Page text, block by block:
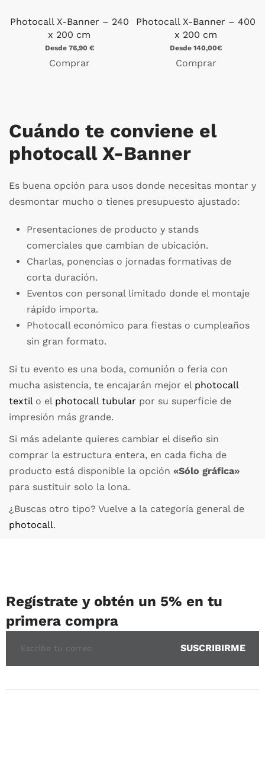
Photocall X-Banner – 240
x 200 cm
Desde 76,90 €
Comprar
Photocall X-Banner – 400
x 200 cm
Desde 140,00€
Comprar
Cuándo te conviene el
photocall X-Banner
Es buena opción para usos donde necesitas montar y
desmontar mucho o tienes presupuesto ajustado:
Presentaciones de producto y stands
comerciales que cambian de ubicación.
Charlas, ponencias o jornadas formativas de
corta duración.
Eventos con personal limitado donde el montaje
rápido importa.
Photocall económico para fiestas o cumpleaños
sin gran formato.
Si tu evento es una boda, comunión o feria con
mucha asistencia, te encajarán mejor el photocall
textilo el photocall tubular por su superficie de
impresión más grande.
Si más adelante quieres cambiar el diseño sin
comprar la estructura entera, en cada ficha de
producto está disponible la opción «Sólo gráfica»
para sustituir solo la lona.
¿Buscas otro tipo? Vuelve a la categoría general de
photocall.
Regístrate y obtén un 5% en tu
primera compra